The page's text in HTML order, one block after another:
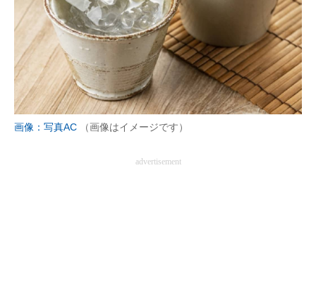
画像：写真AC （画像はイメージです）
advertisement